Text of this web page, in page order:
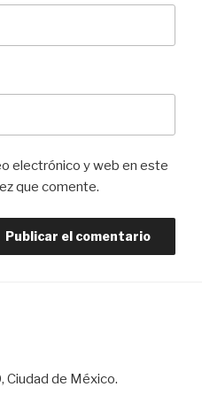
electrónico y web en este
que comente.
Ciudad de México.